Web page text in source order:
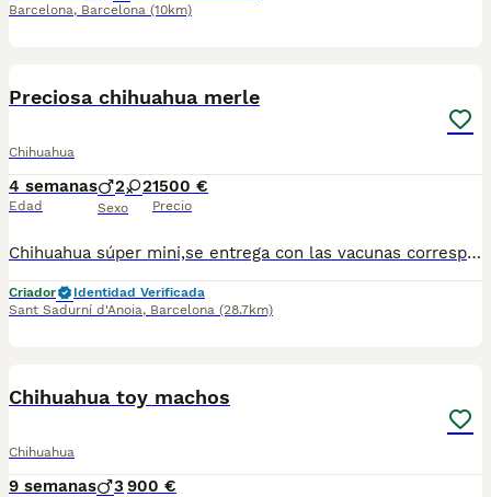
Barcelona, Barcelona (10km)
Preciosa chihuahua merle
Chihuahua
4 semanas
Edad
2 2
Sexo
1500 €
Precio
Chihuahua súper mini,se entrega con las vacunas correspondientes chip y kip alimentación.Para más información escribir o llamar al 682908382
Criador
Identidad Verificada
Sant Sadurní d'Anoia, Barcelona (28.7km)
Chihuahua toy machos
Chihuahua
9 semanas 3 900 €